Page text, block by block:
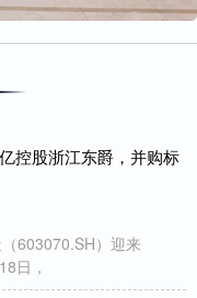
控股浙江东爵，并购标
603070.SH）迎来
日，